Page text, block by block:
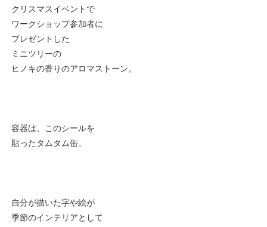
クリスマスイベントで
ワークショップ参加者に
プレゼントした
ミニツリーの
ヒノキの香りのアロマストーン。
容器は、このシールを
貼ったタムタム缶。
自分が描いた字や絵が
季節のインテリアとして